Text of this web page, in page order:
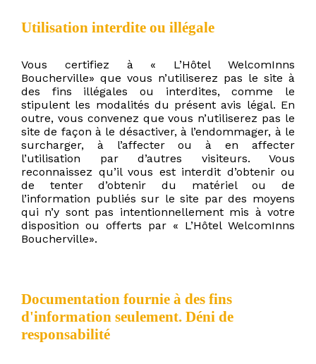
Utilisation interdite ou illégale
Vous certifiez à « L’Hôtel WelcomInns
Boucherville» que vous n’utiliserez pas le site à
des fins illégales ou interdites, comme le
stipulent les modalités du présent avis légal. En
outre, vous convenez que vous n’utiliserez pas le
site de façon à le désactiver, à l’endommager, à le
surcharger, à l’affecter ou à en affecter
l’utilisation par d’autres visiteurs. Vous
reconnaissez qu’il vous est interdit d’obtenir ou
de tenter d’obtenir du matériel ou de
l’information publiés sur le site par des moyens
qui n’y sont pas intentionnellement mis à votre
disposition ou offerts par « L’Hôtel WelcomInns
Boucherville».
Documentation fournie à des fins
d'information seulement. Déni de
responsabilité